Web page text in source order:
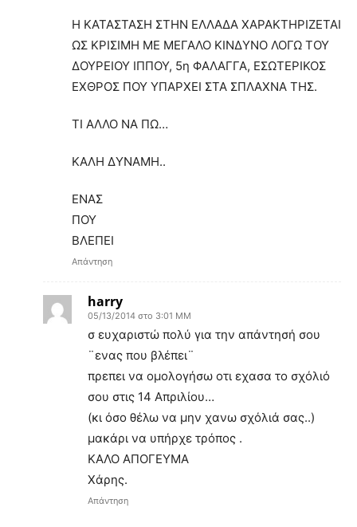
Η ΚΑΤΑΣΤΑΣΗ ΣΤΗΝ ΕΛΛΑΔΑ ΧΑΡΑΚΤΗΡΙΖΕΤΑΙ
ΩΣ ΚΡΙΣΙΜΗ ΜΕ ΜΕΓΑΛΟ ΚΙΝΔΥΝΟ ΛΟΓΩ ΤΟΥ
ΔΟΥΡΕΙΟΥ ΙΠΠΟΥ, 5η ΦΑΛΑΓΓΑ, ΕΣΩΤΕΡΙΚΟΣ
ΕΧΘΡΟΣ ΠΟΥ ΥΠΑΡΧΕΙ ΣΤΑ ΣΠΛΑΧΝΑ ΤΗΣ.
ΤΙ ΑΛΛΟ ΝΑ ΠΩ…
ΚΑΛΗ ΔΥΝΑΜΗ..
ΕΝΑΣ
ΠΟΥ
ΒΛΕΠΕΙ
Απάντηση
harry
05/13/2014 στο 3:01 ΜΜ
σ ευχαριστώ πολύ για την απάντησή σου
¨ενας που βλέπει¨
πρεπει να ομολογήσω οτι εχασα το σχόλιό
σου στις 14 Απριλίου…
(κι όσο θέλω να μην χανω σχόλιά σας..)
μακάρι να υπήρχε τρόπος .
ΚΑΛΟ ΑΠΟΓΕΥΜΑ
Χάρης.
Απάντηση